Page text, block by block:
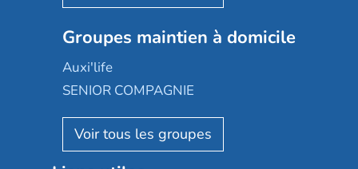
Nexity edenea
Les jardins d'Arcadie
Occitalia
Appartseniors
Reseda
Stella management
Groupe SOS
Le Noble Âge
Almage
Résidalya
Groupe aplus
Groupes maintien à domicile
Auxi'life
SENIOR COMPAGNIE
AGE D'OR Services